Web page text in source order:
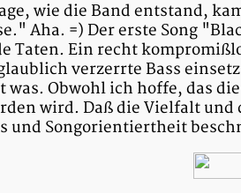
wie die Band entstand,
Aha. =) Der erste Song
Taten. Ein recht
verzerrte Bass
was. Obwohl ich hoffe, das
wird. Daß die Vielfalt
und Songorientiertheit